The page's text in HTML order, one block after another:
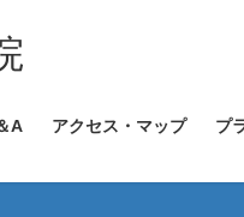
A アクセス・マップ プ